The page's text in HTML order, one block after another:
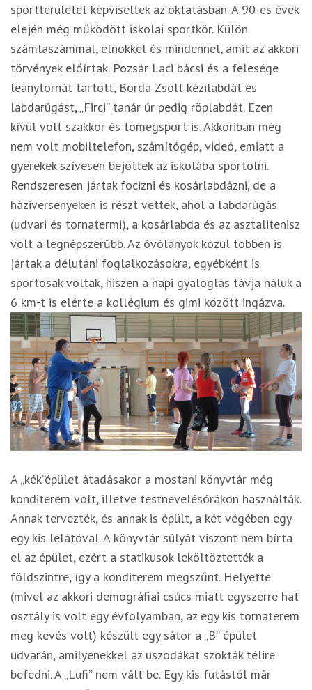
sportterületet képviseltek az oktatásban. A 90-es évek
elején még működött iskolai sportkör. Külön
számlaszámmal, elnökkel és mindennel, amit az akkori
törvények előírtak. Pozsár Laci bácsi és a felesége
leánytornát tartott, Borda Zsolt kézilabdát és
labdarúgást, „Firci” tanár úr pedig röplabdát. Ezen
kívül volt szakkör és tömegsport is. Akkoriban még
nem volt mobiltelefon, számítógép, videó, emiatt a
gyerekek szívesen bejöttek az iskolába sportolni.
Rendszeresen jártak focizni és kosárlabdázni, de a
háziversenyeken is részt vettek, ahol a labdarúgás
(udvari és tornatermi), a kosárlabda és az asztalitenisz
volt a legnépszerűbb. Az óvólányok közül többen is
jártak a délutáni foglalkozásokra, egyébként is
sportosak voltak, hiszen a napi gyaloglás távja náluk a
6 km-t is elérte a kollégium és gimi között ingázva.
A „kék”épület átadásakor a mostani könyvtár még
konditerem volt, illetve testnevelésórákon használták.
Annak tervezték, és annak is épült, a két végében egy-
egy kis lelátóval. A könyvtár súlyát viszont nem bírta
el az épület, ezért a statikusok leköltöztették a
földszintre, így a konditerem megszűnt. Helyette
(mivel az akkori demográfiai csúcs miatt egyszerre hat
osztály is volt egy évfolyamban, az egy kis tornaterem
meg kevés volt) készült egy sátor a „B” épület
udvarán, amilyenekkel az uszodákat szokták télire
befedni. A „Lufi” nem vált be. Egy kis futástól már